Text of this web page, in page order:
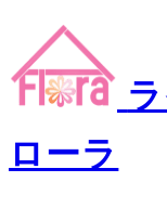
ローラ